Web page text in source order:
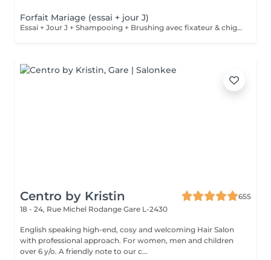
Forfait Mariage (essai + jour J)
Essai + Jour J + Shampooing + Brushing avec fixateur & chignon
Centro by Kristin
655
18 - 24, Rue Michel Rodange Gare L-2430
English speaking high-end, cosy and welcoming Hair Salon
with professional approach. For women, men and children
over 6 y/o. A friendly note to our c...